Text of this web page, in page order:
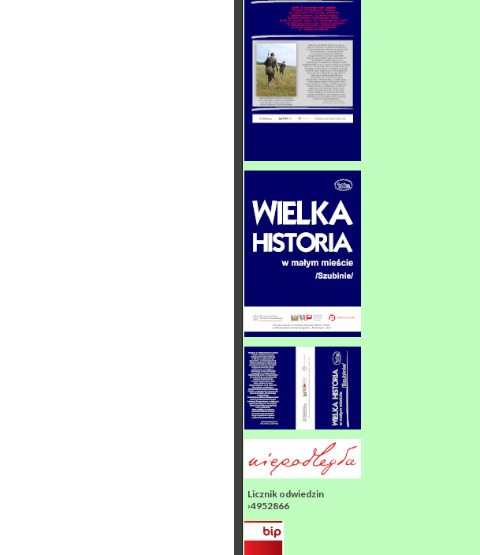
Licznik odwiedzin
›4952866